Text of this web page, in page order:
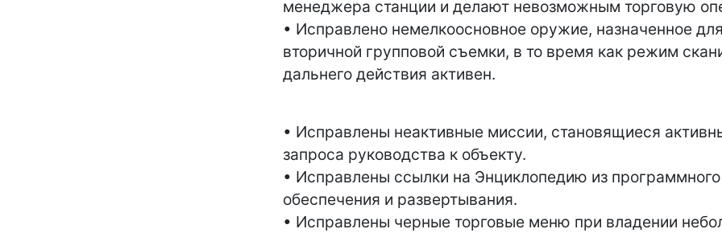
менеджера станции и делают невозможным торговую
• Исправлено немелкоосновное оружие, назначенное
вторичной групповой съемки, в то время как режим
дальнего действия активен.
• Исправлены неактивные миссии, становящиеся
запроса руководства к объекту.
• Исправлены ссылки на Энциклопедию из программного
обеспечения и развертывания.
• Исправлены черные торговые меню при владении